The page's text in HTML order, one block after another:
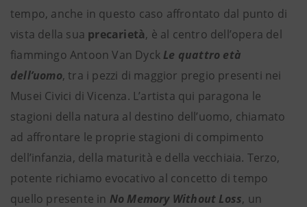
tempo, anche in questo caso affrontato dal punto di
vista della sua precarietà, è al centro dell’opera del
fiammingo Antoon Van Dyck Le quattro età
dell’uomo, tra i pezzi di maggior pregio presenti nei
Musei Civici di Vicenza. L’artista qui paragona le
stagioni della natura al destino dell’uomo, chiamato
ad affrontare le proprie stagioni di compimento
dell’infanzia, della maturità e della vecchiaia. Terzo,
potente richiamo evocativo al concetto di tempo
quello presente in No Memory Without Loss, un